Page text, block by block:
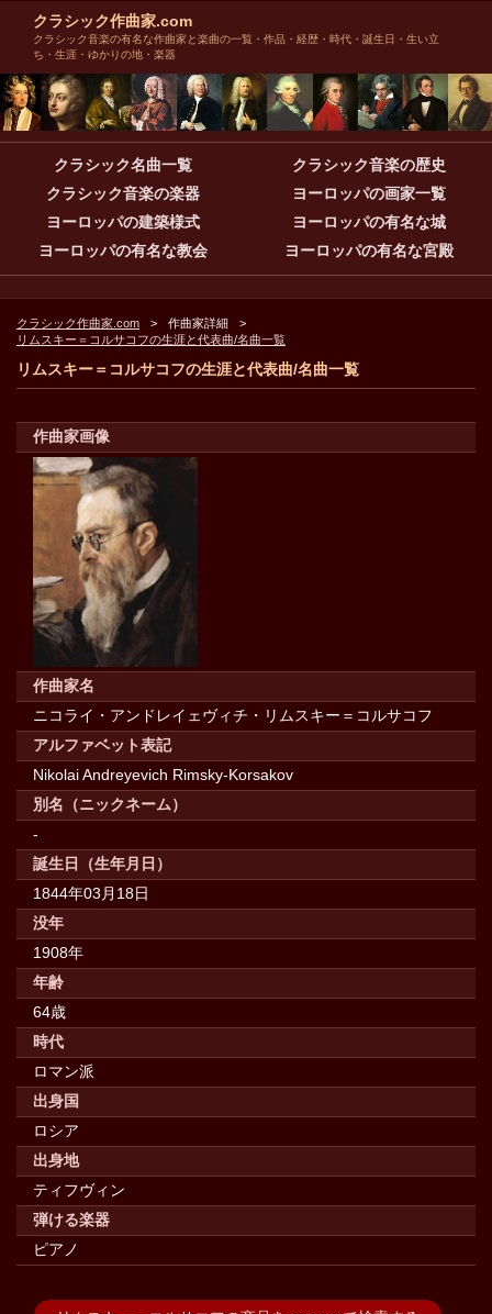
クラシック作曲家.com
クラシック音楽の有名な作曲家と楽曲の一覧・作品・経歴・時代・誕生日・生い立
ち・生涯・ゆかりの地・楽器
クラシック名曲一覧
クラシック音楽の歴史
クラシック音楽の楽器
ヨーロッパの画家一覧
ヨーロッパの建築様式
ヨーロッパの有名な城
ヨーロッパの有名な教会
ヨーロッパの有名な宮殿
クラシック作曲家.com
作曲家詳細
リムスキー＝コルサコフの生涯と代表曲/名曲一覧
リムスキー＝コルサコフの生涯と代表曲/名曲一覧
作曲家画像
作曲家名
ニコライ・アンドレイェヴィチ・リムスキー＝コルサコフ
アルファベット表記
Nikolai Andreyevich Rimsky-Korsakov
別名（ニックネーム）
-
誕生日（生年月日）
1844年03月18日
没年
1908年
年齢
64歳
時代
ロマン派
出身国
ロシア
出身地
ティフヴィン
弾ける楽器
ピアノ